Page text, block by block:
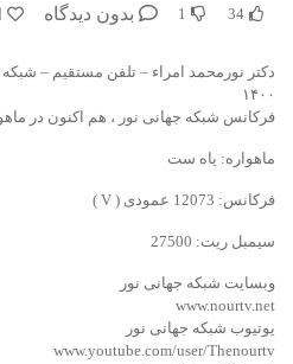
34
1 بدون دیدگاه
۱۴۰۰
فرکانس شبکه جهانی نور ، هم اکنون در
ماهواره: یاه ست
فرکانس: 12073 عمودی ( V )
سیمبل ریت: 27500
وبسایت شبکه جهانی نور
www.nourtv.net
یوتیوب شبکه جهانی نور
www.youtube.com/user/Thenourtv